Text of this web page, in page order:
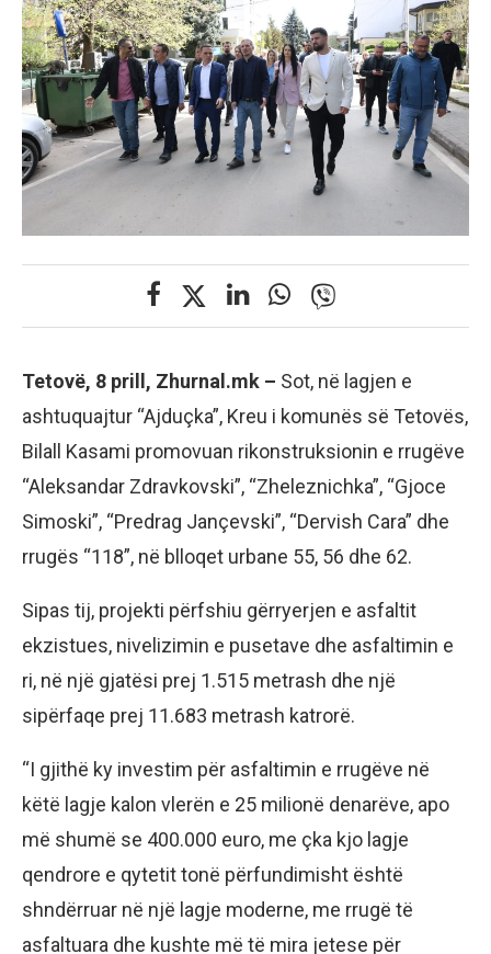
Tetovë, 8 prill, Zhurnal.mk – Sot, në lagjen e
ashtuquajtur “Ajduçka”, Kreu i komunës së Tetovës,
Bilall Kasami promovuan rikonstruksionin e rrugëve
“Aleksandar Zdravkovski”, “Zheleznichka”, “Gjoce
Simoski”, “Predrag Jançevski”, “Dervish Cara” dhe
rrugës “118”, në blloqet urbane 55, 56 dhe 62.
Sipas tij, projekti përfshiu gërryerjen e asfaltit
ekzistues, nivelizimin e pusetave dhe asfaltimin e
ri, në një gjatësi prej 1.515 metrash dhe një
sipërfaqe prej 11.683 metrash katrorë.
“I gjithë ky investim për asfaltimin e rrugëve në
këtë lagje kalon vlerën e 25 milionë denarëve, apo
më shumë se 400.000 euro, me çka kjo lagje
qendrore e qytetit tonë përfundimisht është
shndërruar në një lagje moderne, me rrugë të
asfaltuara dhe kushte më të mira jetese për